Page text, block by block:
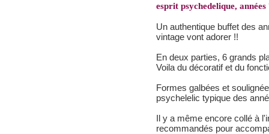
esprit psychedelique, années
Un authentique buffet des
vintage vont adorer !!
En deux parties, 6 grands
Voila du décoratif et du
Formes galbées et
psychelelic typique des
Il y a même encore collé à
recommandés pour